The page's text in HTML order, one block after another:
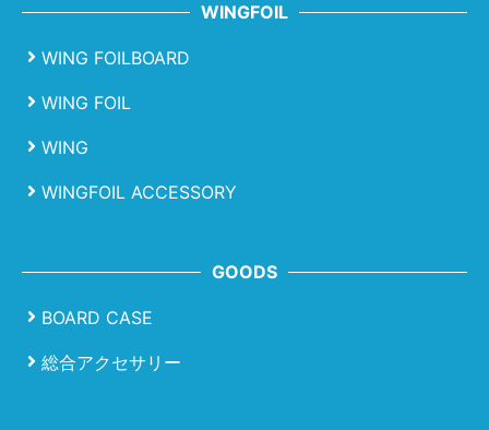
WINGFOIL
WING FOILBOARD
WING FOIL
WING
WINGFOIL ACCESSORY
GOODS
BOARD CASE
総合アクセサリー